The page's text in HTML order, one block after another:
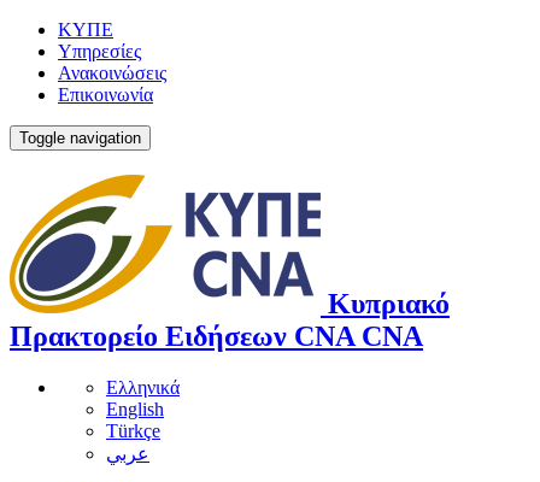
ΚΥΠΕ
Υπηρεσίες
Ανακοινώσεις
Επικοινωνία
Toggle navigation
Κυπριακό
Πρακτορείο Ειδήσεων CNA CNA
Ελληνικά
English
Türkçe
عربي